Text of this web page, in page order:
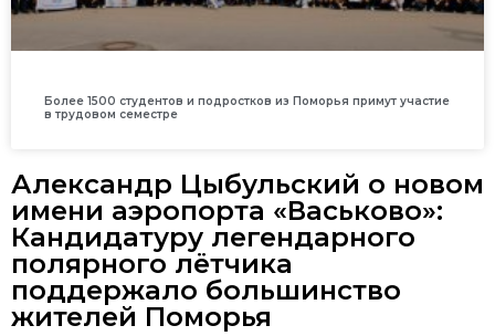
Более 1500 студентов и подростков из Поморья примут участие
в трудовом семестре
Александр Цыбульский о новом
имени аэропорта «Васьково»:
Кандидатуру легендарного
полярного лётчика
поддержало большинство
жителей Поморья